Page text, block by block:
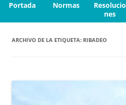
Portada Normas
Resolucio
nes
ARCHIVO DE LA ETIQUETA: RIBADEO